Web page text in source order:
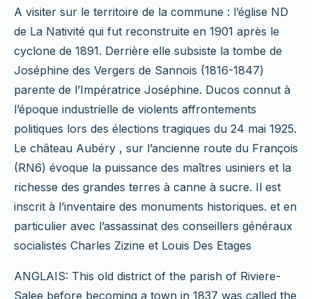
A visiter sur le territoire de la commune : l’église ND
de La Nativité qui fut reconstruite en 1901 après le
cyclone de 1891. Derrière elle subsiste la tombe de
Joséphine des Vergers de Sannois (1816-1847)
parente de l’Impératrice Joséphine. Ducos connut à
l’époque industrielle de violents affrontements
politiques lors des élections tragiques du 24 mai 1925.
Le château Aubéry , sur l’ancienne route du François
(RN6) évoque la puissance des maîtres usiniers et la
richesse des grandes terres à canne à sucre. Il est
inscrit à l’inventaire des monuments historiques. et en
particulier avec l’assassinat des conseillers généraux
socialistes Charles Zizine et Louis Des Etages
ANGLAIS: This old district of the parish of Riviere-
Salee before becoming a town in 1837 was called the